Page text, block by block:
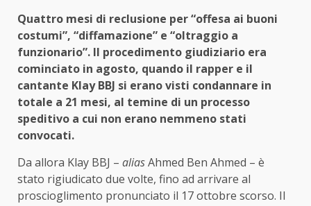
Quattro mesi di reclusione per “offesa ai buoni
costumi”, “diffamazione” e “oltraggio a
funzionario”. Il procedimento giudiziario era
cominciato in agosto, quando il rapper e il
cantante Klay BBJ si erano visti condannare in
totale a 21 mesi, al temine di un processo
speditivo a cui non erano nemmeno stati
convocati.
Da allora Klay BBJ – aliasAhmed Ben Ahmed – è
stato rigiudicato due volte, fino ad arrivare al
proscioglimento pronunciato il 17 ottobre scorso. Il